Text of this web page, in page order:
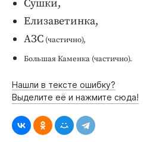
Сушки,
Елизаветинка,
АЗС (частично),
Большая Каменка (частично).
Нашли в тексте ошибку?
Выделите её и нажмите сюда!